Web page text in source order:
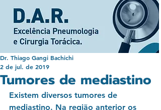
Tumores de mediastino
Dr. Thiago Gangi Bachichi
2 de jul. de 2019
Existem diversos tumores de
mediastino. Na região anterior os